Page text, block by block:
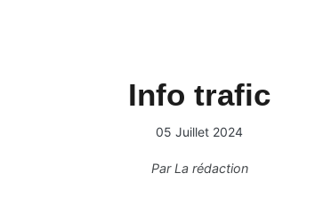
Info trafic
05 Juillet 2024
ParLa rédaction